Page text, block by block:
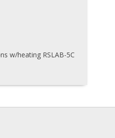
w/heating RSLAB-5C